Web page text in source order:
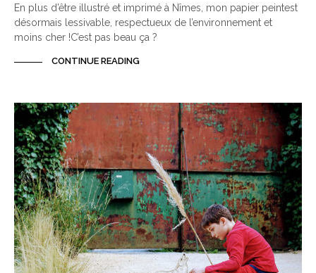
En plus d’être illustré et imprimé à Nîmes, mon papier peintest
désormais lessivable, respectueux de l’environnement et
moins cher !C’est pas beau ça ?
CONTINUE READING